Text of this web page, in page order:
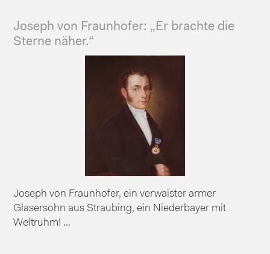
Joseph von Fraunhofer: „Er brachte die
Sterne näher.“
Joseph von Fraunhofer, ein verwaister armer
Glasersohn aus Straubing, ein Niederbayer mit
Weltruhm! ...